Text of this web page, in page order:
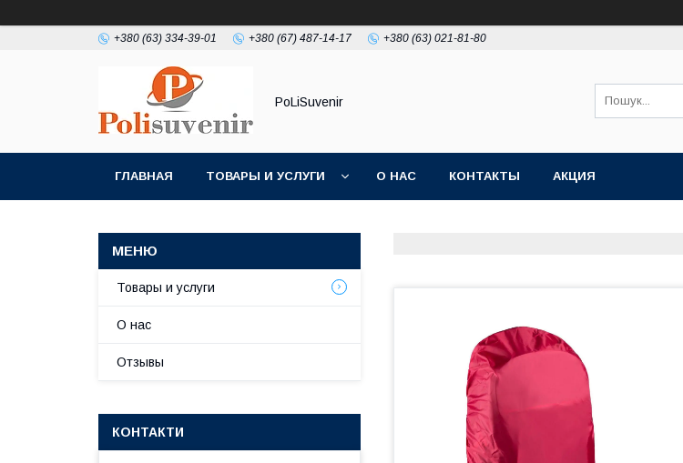
+380 (63) 334-39-01 +380 (67) 487-14-17 +380 (63) 021-81-80
PoLiSuvenir
ГЛАВНАЯ ТОВАРЫ И УСЛУГИ О НАС КОНТАКТЫ АКЦИЯ
Товары и услуги
О нас
Отзывы
КОНТАКТИ